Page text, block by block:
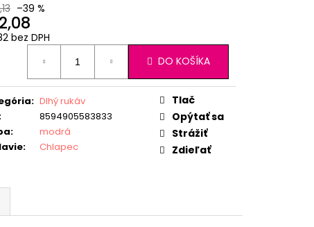
–39 %
bez DPH
DO KOŠÍKA
: Dlhý rukáv
:
8594905583833
:
modrá
: Chlapec
Tlač
Opýtať sa
Strážiť
Zdieľať